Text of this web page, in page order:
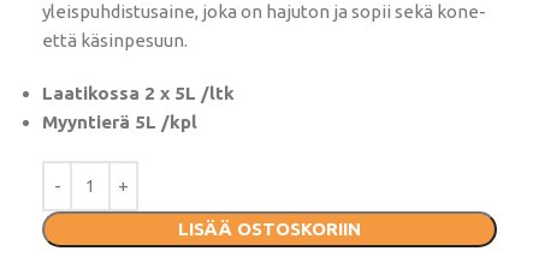
yleispuhdistusaine, joka on hajuton ja sopii sekä kone-
että käsinpesuun.
Laatikossa 2 x 5L /ltk
Myyntierä 5L /kpl
LISÄÄ OSTOSKORIIN